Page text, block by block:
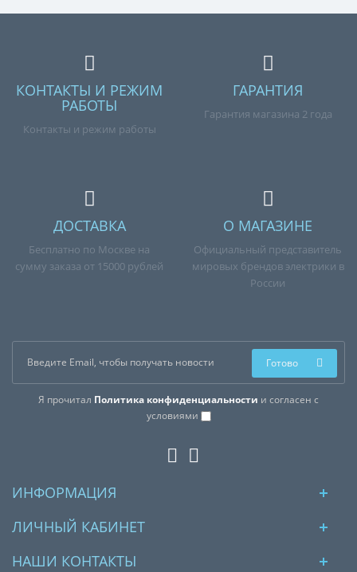
КОНТАКТЫ И РЕЖИМ
РАБОТЫ
Контакты и режим работы
ГАРАНТИЯ
Гарантия магазина 2 года
ДОСТАВКА
Бесплатно по Москве на
сумму заказа от 15000 рублей
О МАГАЗИНЕ
Официальный представитель
мировых брендов электрики в
России
Я прочитал Политика конфиденциальности и согласен с
условиями
Готово
ИНФОРМАЦИЯ
ЛИЧНЫЙ КАБИНЕТ
НАШИ КОНТАКТЫ